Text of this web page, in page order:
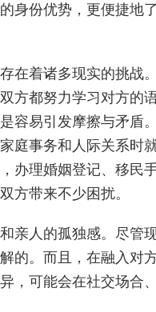
身份优势，更便捷地
在着诸多现实的挑战
方都努力学习对方的
容易引发摩擦与矛盾
庭事务和人际关系时
办理婚姻登记、移民
方带来不少困扰。
亲人的孤独感。尽管
的。而且，在融入对
，可能会在社交场合